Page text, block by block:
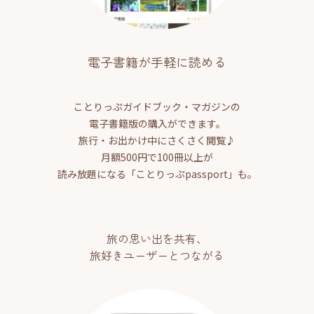
電子書籍が手軽に読める
ことりっぷガイドブック・マガジンの
電子書籍版の購入ができます。
旅行・お出かけ中にさくさく閲覧♪
月額500円で100冊以上が
読み放題になる「ことりっぷpassport」も。
旅の思い出を共有、
旅好きユーザーとつながる